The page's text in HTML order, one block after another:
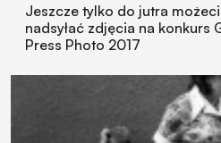
Jeszcze tylko do jutra
nadsyłać zdjęcia na konkurs
Press Photo 2017